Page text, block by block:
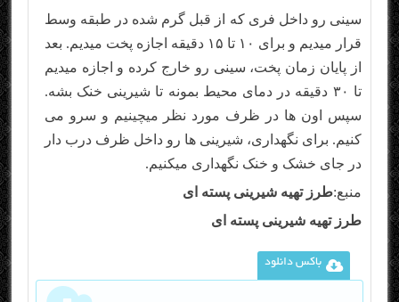
سینی رو داخل فری که از قبل گرم شده در طبقه وسط
قرار میدیم و برای ۱۰ تا ۱۵ دقیقه اجازه پخت میدیم. بعد
از پایان زمان پخت، سینی رو خارج کرده و اجازه میدیم
تا ۳۰ دقیقه در دمای محیط بمونه تا شیرینی خنک بشه.
سپس اون ها در ظرف مورد نظر میچینیم و سرو می
کنیم. برای نگهداری، شیرینی ها رو داخل ظرف درب دار
در جای خشک و خنک نگهداری میکنیم.
منبع:طرز تهیه شیرینی پسته ای
طرز تهیه شیرینی پسته ای
باکس دانلود